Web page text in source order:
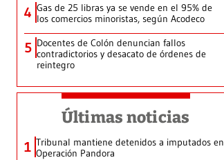
4 Gas de 25 libras ya se vende en el 95% de
los comercios minoristas, según Acodeco
5 Docentes de Colón denuncian fallos
contradictorios y desacato de órdenes de
reintegro
Últimas noticias
1 Tribunal mantiene detenidos a imputados en
Operación Pandora